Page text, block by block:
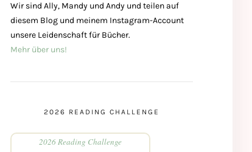
Wir sind Ally, Mandy und Andy und teilen auf
diesem Blog und meinem Instagram-Account
unsere Leidenschaft für Bücher.
Mehr über uns!
2026 READING CHALLENGE
2026 Reading Challenge